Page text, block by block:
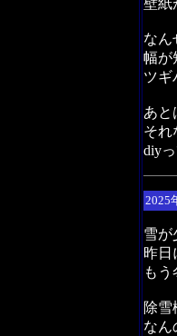
壁紙
なん
幅が
ツギ
あと
それ
diy
2025
雪が
昨日
もう
除雪
なん